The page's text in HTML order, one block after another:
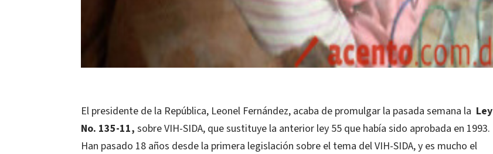
El presidente de la República, Leonel Fernández, acaba de promulgar la pasada semana la Ley
No. 135-11, sobre VIH-SIDA, que sustituye la anterior ley 55 que había sido aprobada en 1993.
Han pasado 18 años desde la primera legislación sobre el tema del VIH-SIDA, y es mucho el